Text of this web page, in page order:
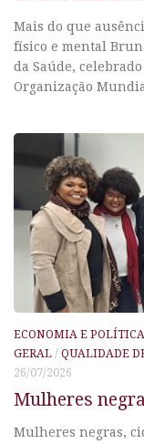
Mais do que
físico e mental
da Saúde,
Organização
ECONOMIA E POLÍTICA
GERAL / QUALIDADE
26/07/2026
Mulheres
Mulheres negras,